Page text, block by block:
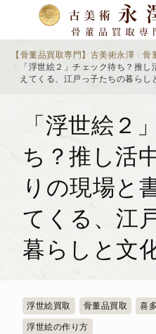
【骨董品買取専門】古美術永澤 骨
「浮世絵２」チェック待ち？推
えてくる、江戸っ子たちの暮らし
「浮世絵２
ち？推し活
りの現場と
てくる、江
暮らしと文
浮世絵買取 骨董品買取 喜
浮世絵の作り方